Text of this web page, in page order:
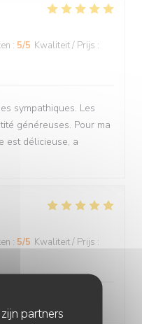
partners
: 5/5 Kwaliteit / Prijs :
sympathiques. Les
généreuses. Pour ma
est délicieuse, a
: 5/5 Kwaliteit / Prijs :
On mange bien.